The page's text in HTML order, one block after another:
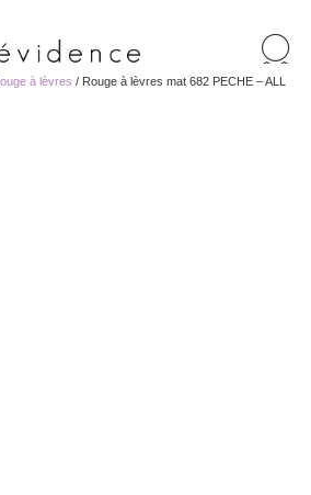
à lèvres / Rouge à lèvres mat 682 PECHE – ALL